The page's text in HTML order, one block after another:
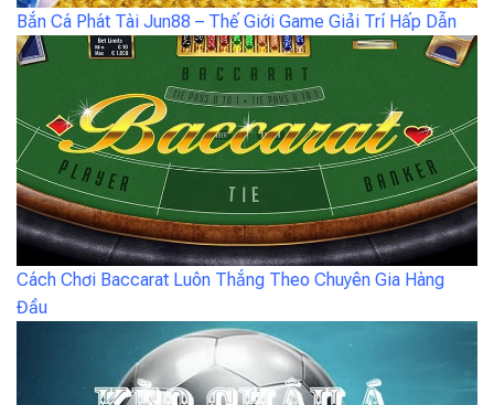
Bắn Cá Phát Tài Jun88 – Thế Giới Game Giải Trí Hấp Dẫn
Cách Chơi Baccarat Luôn Thắng Theo Chuyên Gia Hàng
Đầu